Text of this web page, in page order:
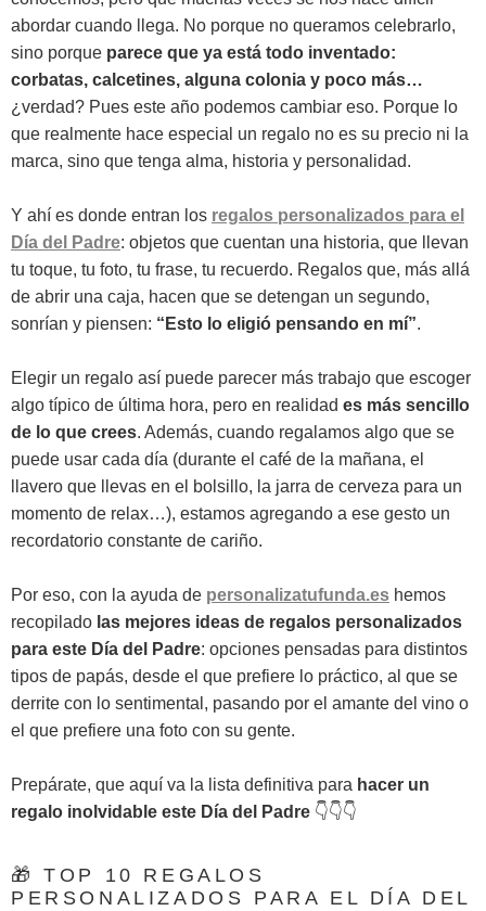
abordar cuando llega. No porque no queramos celebrarlo,
sino porque parece que ya está todo inventado:
corbatas, calcetines, alguna colonia y poco más…
¿verdad? Pues este año podemos cambiar eso. Porque lo
que realmente hace especial un regalo no es su precio ni la
marca, sino que tenga alma, historia y personalidad.
Y ahí es donde entran los regalos personalizados para el
Día del Padre: objetos que cuentan una historia, que llevan
tu toque, tu foto, tu frase, tu recuerdo. Regalos que, más allá
de abrir una caja, hacen que se detengan un segundo,
sonrían y piensen: “Esto lo eligió pensando en mí”.
Elegir un regalo así puede parecer más trabajo que escoger
algo típico de última hora, pero en realidad es más sencillo
de lo que crees. Además, cuando regalamos algo que se
puede usar cada día (durante el café de la mañana, el
llavero que llevas en el bolsillo, la jarra de cerveza para un
momento de relax…), estamos agregando a ese gesto un
recordatorio constante de cariño.
Por eso, con la ayuda de personalizatufunda.es hemos
recopilado las mejores ideas de regalos personalizados
para este Día del Padre: opciones pensadas para distintos
tipos de papás, desde el que prefiere lo práctico, al que se
derrite con lo sentimental, pasando por el amante del vino o
el que prefiere una foto con su gente.
Prepárate, que aquí va la lista definitiva para hacer un
regalo inolvidable este Día del Padre 👇👇👇
🎁 TOP 10 REGALOS
PERSONALIZADOS PARA EL DÍA DEL